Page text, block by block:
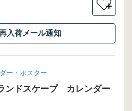
＋
入荷メール通知
ー・ポスター
ンドスケープ カレンダー